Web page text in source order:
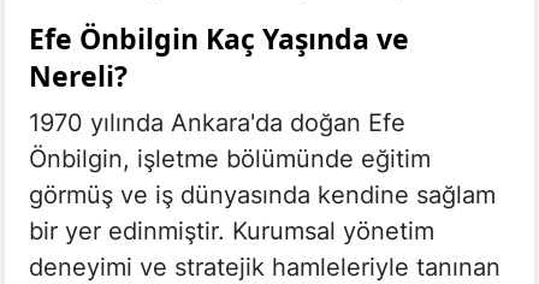
Efe Önbilgin Kaç Yaşında ve
Nereli?
1970 yılında Ankara'da doğan Efe
Önbilgin, işletme bölümünde eğitim
görmüş ve iş dünyasında kendine sağlam
bir yer edinmiştir. Kurumsal yönetim
deneyimi ve stratejik hamleleriyle tanınan